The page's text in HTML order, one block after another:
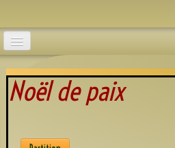
Accueil
Qui sommes-nous
Noël